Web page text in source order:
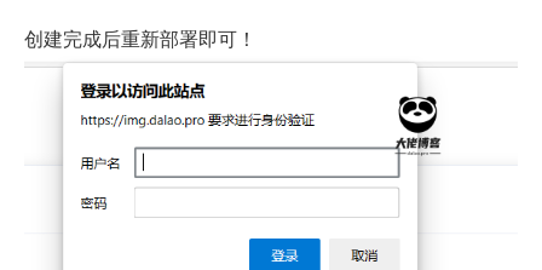
创建完成后重新部署即可！